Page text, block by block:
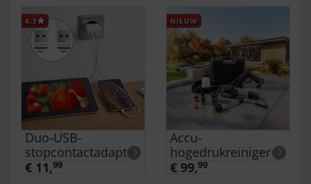
4,5
Duo-USB-
stopcontactadapter
€ 11,99
NIEUW
Accu-
hogedrukreiniger
€ 99,99